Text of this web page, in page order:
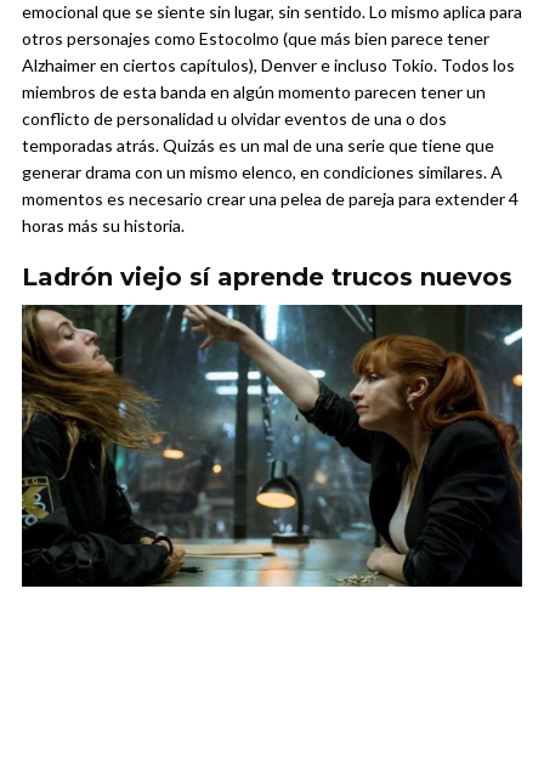
emocional que se siente sin lugar, sin sentido. Lo mismo aplica para
otros personajes como Estocolmo (que más bien parece tener
Alzhaimer en ciertos capítulos), Denver e incluso Tokio. Todos los
miembros de esta banda en algún momento parecen tener un
conflicto de personalidad u olvidar eventos de una o dos
temporadas atrás. Quizás es un mal de una serie que tiene que
generar drama con un mismo elenco, en condiciones similares. A
momentos es necesario crear una pelea de pareja para extender 4
horas más su historia.
Ladrón viejo sí aprende trucos nuevos